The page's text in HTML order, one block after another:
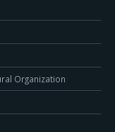
Organization